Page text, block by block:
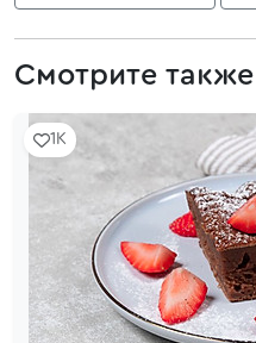
Смотрите также
1K